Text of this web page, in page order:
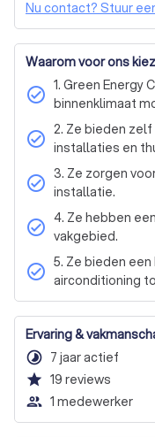
volledige
klaar.
Bij Green Energy
klanttevredenheid.
van installatie, maar
klaar om de stap te
toekomst? Neem
Volledig elektrische
Hybride
Weet ik nog niet,
Nu contact? Stuur
Waarom voor ons
check_circle 1. Green Energy
binnenklimaat
check_circle 2. Ze bieden
installaties en
check_circle 3. Ze zorgen
installatie.
check_circle 4. Ze hebben
vakgebied.
check_circle 5. Ze bieden
airconditioning
Ervaring &
timelapse 7 jaar actief
star 19 reviews
people_outline 1 medewerker